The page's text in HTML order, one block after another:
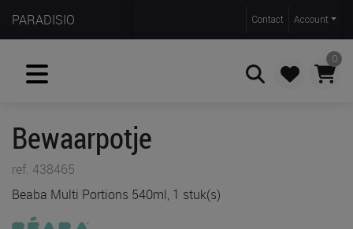
PARADISIO Contact Account
0
Bewaarpotje
ref. 438465
Beaba Multi Portions 540ml, 1 stuk(s)